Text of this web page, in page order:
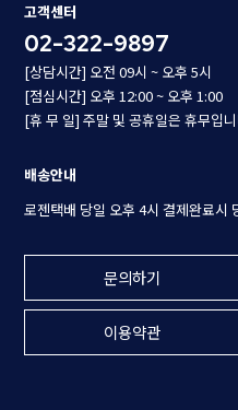
고객센터
02-322-9897
[상담시간] 오전 09시 ~ 오후 5시
[점심시간] 오후 12:00 ~ 오후 1:00
[휴 무 일] 주말 및 공휴일은 휴무입
배송안내
로젠택배 당일 오후 4시 결제완료시
문의하기
이용약관